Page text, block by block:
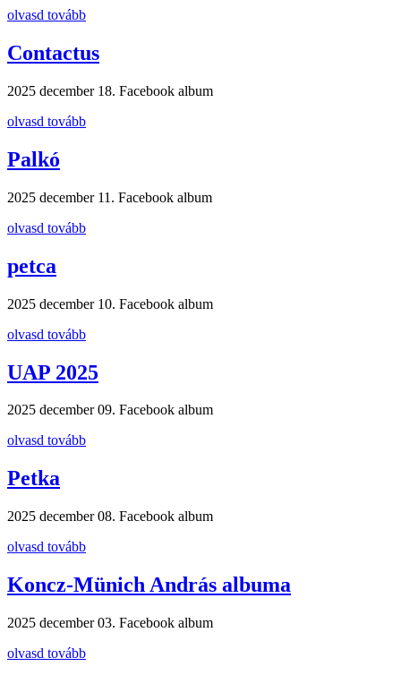
olvasd tovább
Contactus
2025 december 18. Facebook album
olvasd tovább
Palkó
2025 december 11. Facebook album
olvasd tovább
petca
2025 december 10. Facebook album
olvasd tovább
UAP 2025
2025 december 09. Facebook album
olvasd tovább
Petka
2025 december 08. Facebook album
olvasd tovább
Koncz-Münich András albuma
2025 december 03. Facebook album
olvasd tovább